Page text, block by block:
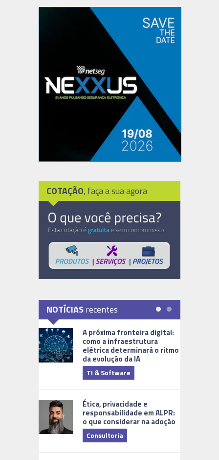
COTAÇÃO, faça a sua agora
NOTÍCIASrecentes
A próxima fronteira digital:
como a infraestrutura
elétrica determinará o ritmo
da evolução da IA
TI & Software
Ética, privacidade e
responsabilidade em ALPR:
o que considerar na adoção
Consultoria